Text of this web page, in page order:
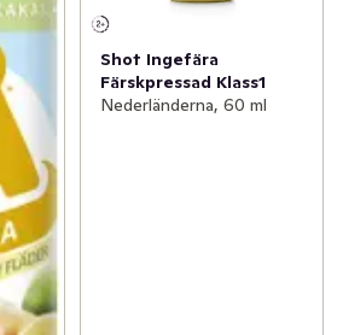
Shot Ingefära
Färskpressad Klass1
Nederländerna, 60 ml